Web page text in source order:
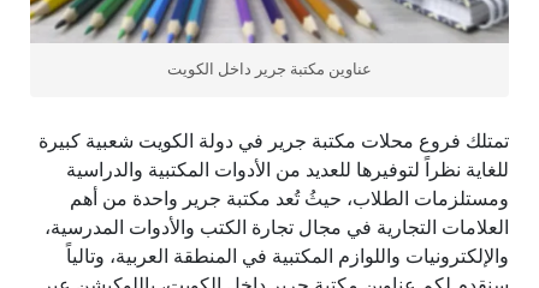
عناوين مكتبة جرير داخل الكويت
تمتلك فروع محلات مكتبة جرير في دولة الكويت شعبية كبيرة
للغاية نظراً لتوفيرها للعديد من الأدوات المكتبية والدراسية
ومستلزمات الطلاب، حيثُ تُعد مكتبة جرير واحدة من أهم
العلامات التجارية في مجال تجارة الكتب والأدوات المدرسية،
والإلكترونيات واللوازم المكتبية في المنطقة العربية، وتالياً